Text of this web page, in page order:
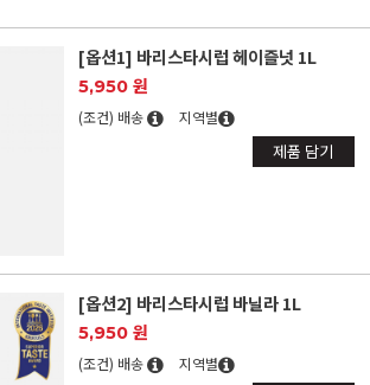
[옵션1] 바리스타시럽 헤이즐넛 1L
5,950 원
(조건) 배송 지역별
제품 담기
[옵션2] 바리스타시럽 바닐라 1L
5,950 원
(조건) 배송 지역별